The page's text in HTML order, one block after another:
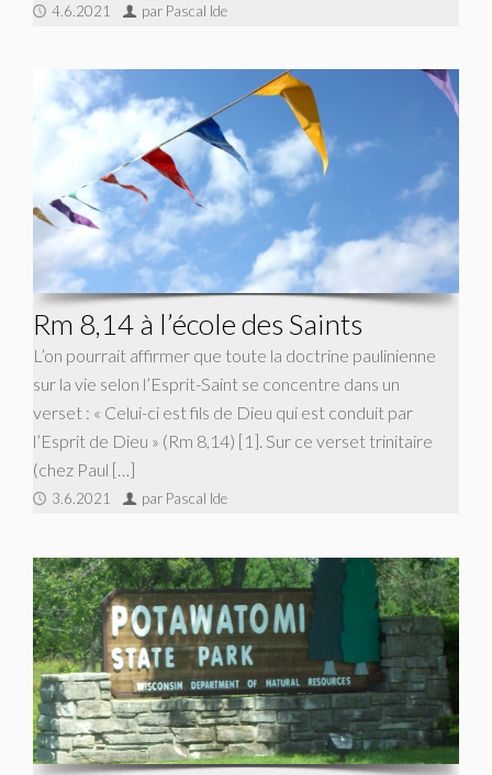
4.6.2021 par Pascal Ide
Rm 8,14 à l’école des Saints
L’on pourrait affirmer que toute la doctrine paulinienne
sur la vie selon l’Esprit-Saint se concentre dans un
verset : « Celui-ci est fils de Dieu qui est conduit par
l’Esprit de Dieu » (Rm 8,14) [1]. Sur ce verset trinitaire
(chez Paul […]
3.6.2021 par Pascal Ide